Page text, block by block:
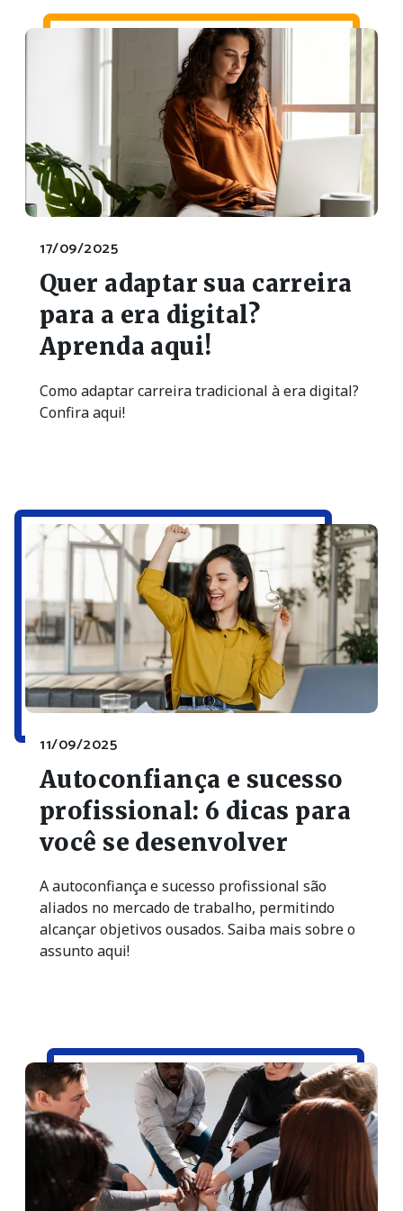
17/09/2025
Quer adaptar sua carreira
para a era digital?
Aprenda aqui!
Como adaptar carreira tradicional à era digital?
Confira aqui!
11/09/2025
Autoconfiança e sucesso
profissional: 6 dicas para
você se desenvolver
A autoconfiança e sucesso profissional são
aliados no mercado de trabalho, permitindo
alcançar objetivos ousados. Saiba mais sobre o
assunto aqui!